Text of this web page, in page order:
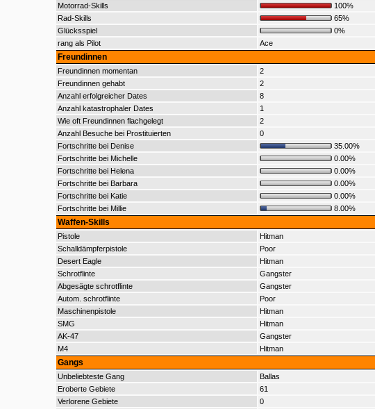
Motorrad-Skills
100%
Rad-Skills
65%
Glücksspiel
0%
rang als Pilot
Ace
Freundinnen
Freundinnen momentan
2
Freundinnen gehabt
2
Anzahl erfolgreicher Dates
8
Anzahl katastrophaler Dates
1
Wie oft Freundinnen flachgelegt
2
Anzahl Besuche bei Prostituierten
0
Fortschritte bei Denise
35.00%
Fortschritte bei Michelle
0.00%
Fortschritte bei Helena
0.00%
Fortschritte bei Barbara
0.00%
Fortschritte bei Katie
0.00%
Fortschritte bei Millie
8.00%
Waffen-Skills
Pistole
Hitman
Schalldämpferpistole
Poor
Desert Eagle
Hitman
Schrotflinte
Gangster
Abgesägte schrotflinte
Gangster
Autom. schrotflinte
Poor
Maschinenpistole
Hitman
SMG
Hitman
AK-47
Gangster
M4
Hitman
Gangs
Unbeliebteste Gang
Ballas
Eroberte Gebiete
61
Verlorene Gebiete
0